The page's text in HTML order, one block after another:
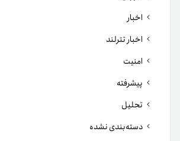
اخبار
اخبار تترلند
امنیت
پیشرفته
تحلیل
دسته‌بندی نشده